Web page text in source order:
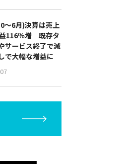
～6月)決算は売上
116％増 既存タ
サービス終了で減
で大幅な増益に